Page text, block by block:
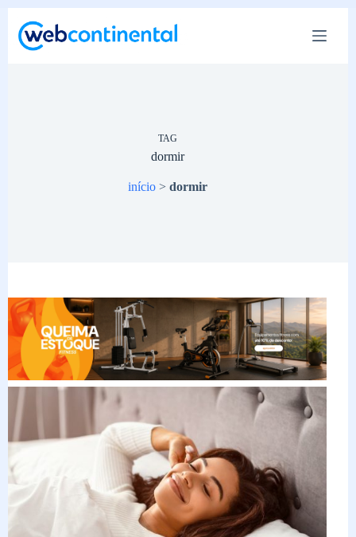
para
TAG
dormir
início> dormir